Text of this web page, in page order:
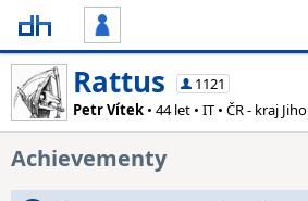
Rattus
1121
Petr Vítek • 44 let • IT • ČR - kraj
Achievementy